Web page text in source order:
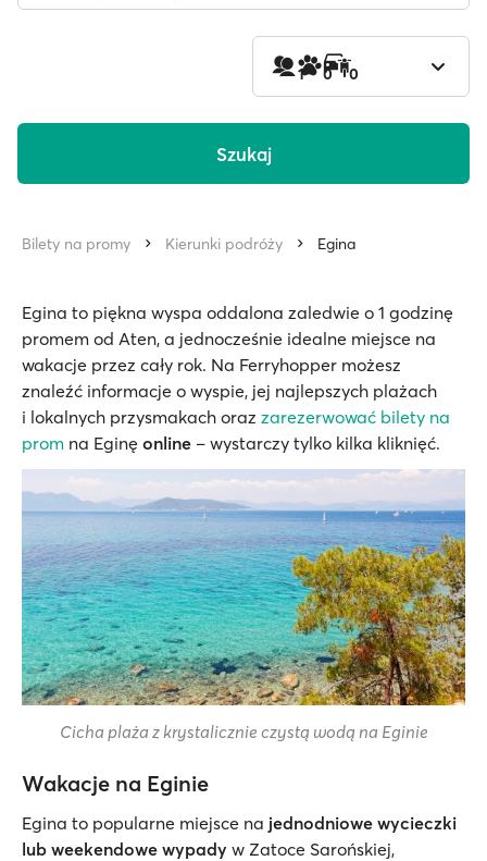
1 0 0
Szukaj
Bilety na promy Kierunki podróży Egina
Egina to piękna wyspa oddalona zaledwie o 1 godzinę
promem od Aten, a jednocześnie idealne miejsce na
wakacje przez cały rok. Na Ferryhopper możesz
znaleźć informacje o wyspie, jej najlepszych plażach
i lokalnych przysmakach oraz zarezerwować bilety na
prom na Eginę online – wystarczy tylko kilka kliknięć.
Cicha plaża z krystalicznie czystą wodą na Eginie
Wakacje na Eginie
Egina to popularne miejsce na jednodniowe wycieczki
lub weekendowe wypady w Zatoce Sarońskiej,